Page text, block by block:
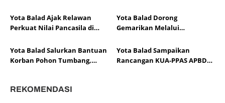
Tidak Menular
Nasional XII
Yota Balad Ajak Relawan
Perkuat Nilai Pancasila di
Yota Balad Dorong
Gemarikan Melalui
Yota Balad Salurkan Bantuan
Korban Pohon Tumbang,
Yota Balad Sampaikan
Rancangan KUA-PPAS APBD
REKOMENDASI